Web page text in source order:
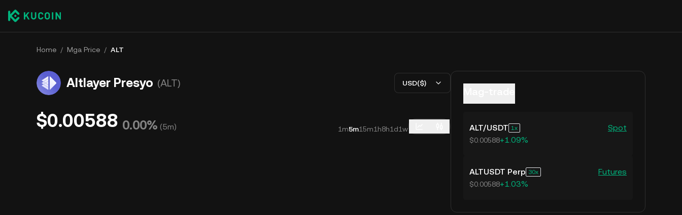
Home / Mga Price / ALT
Altlayer Presyo (ALT) USD($)
$0.00588 0.00% (5m) 1m5m15m1h8h1d1w ALT/USDT 1 Spot
$0.00588+1.09%
ALTUSDT Perp 30 Futures
$0.00588+1.03%